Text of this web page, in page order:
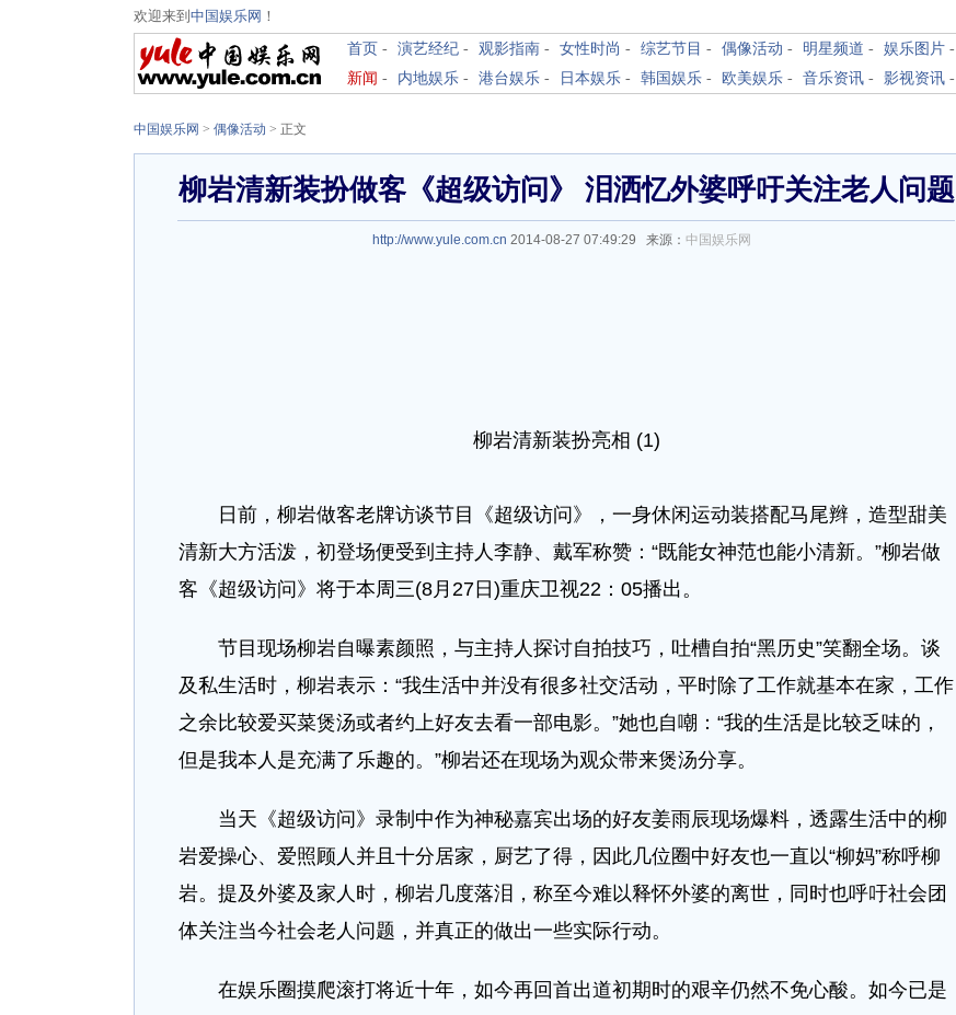
欢迎来到 中国娱乐网 ！
首页 - 演艺经纪 - 观影指南 - 女性时尚 - 综艺节目 - 偶像活动 - 明星频道 - 娱乐图片 -
新闻 - 内地娱乐 - 港台娱乐 - 日本娱乐 - 韩国娱乐 - 欧美娱乐 - 音乐资讯 - 影视资讯 -
中国娱乐网 > 偶像活动 > 正文
柳岩清新装扮做客《超级访问》 泪洒忆外婆呼吁关注老人问题
http://www.yule.com.cn 2014-08-27 07:49:29 来源： 中国娱乐网
柳岩清新装扮亮相 (1)
日前，柳岩做客老牌访谈节目《超级访问》，一身休闲运动装搭配马尾辫，造型甜美
清新大方活泼，初登场便受到主持人李静、戴军称赞：“既能女神范也能小清新。”柳岩做
客《超级访问》将于本周三(8月27日)重庆卫视22：05播出。
节目现场柳岩自曝素颜照，与主持人探讨自拍技巧，吐槽自拍“黑历史”笑翻全场。谈
及私生活时，柳岩表示：“我生活中并没有很多社交活动，平时除了工作就基本在家，工作
之余比较爱买菜煲汤或者约上好友去看一部电影。”她也自嘲：“我的生活是比较乏味的，
但是我本人是充满了乐趣的。”柳岩还在现场为观众带来煲汤分享。
当天《超级访问》录制中作为神秘嘉宾出场的好友姜雨辰现场爆料，透露生活中的柳
岩爱操心、爱照顾人并且十分居家，厨艺了得，因此几位圈中好友也一直以“柳妈”称呼柳
岩。提及外婆及家人时，柳岩几度落泪，称至今难以释怀外婆的离世，同时也呼吁社会团
体关注当今社会老人问题，并真正的做出一些实际行动。
在娱乐圈摸爬滚打将近十年，如今再回首出道初期时的艰辛仍然不免心酸。如今已是